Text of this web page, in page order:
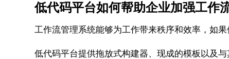
低代码平台如何帮助企业加强工作
工作流管理系统能够为工作带来秩序和效率，如
低代码平台提供拖放式构建器、现成的模板以及